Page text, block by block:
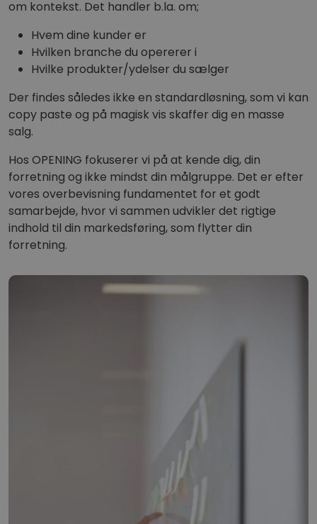
om kontekst. Det handler b.la. om;
Hvem dine kunder er
Hvilken branche du opererer i
Hvilke produkter/ydelser du sælger
Der findes således ikke en standardløsning, som vi kan
copy paste og på magisk vis skaffer dig en masse
salg.
Hos OPENING fokuserer vi på at kende dig, din
forretning og ikke mindst din målgruppe. Det er efter
vores overbevisning fundamentet for et godt
samarbejde, hvor vi sammen udvikler det rigtige
indhold til din markedsføring, som flytter din
forretning.